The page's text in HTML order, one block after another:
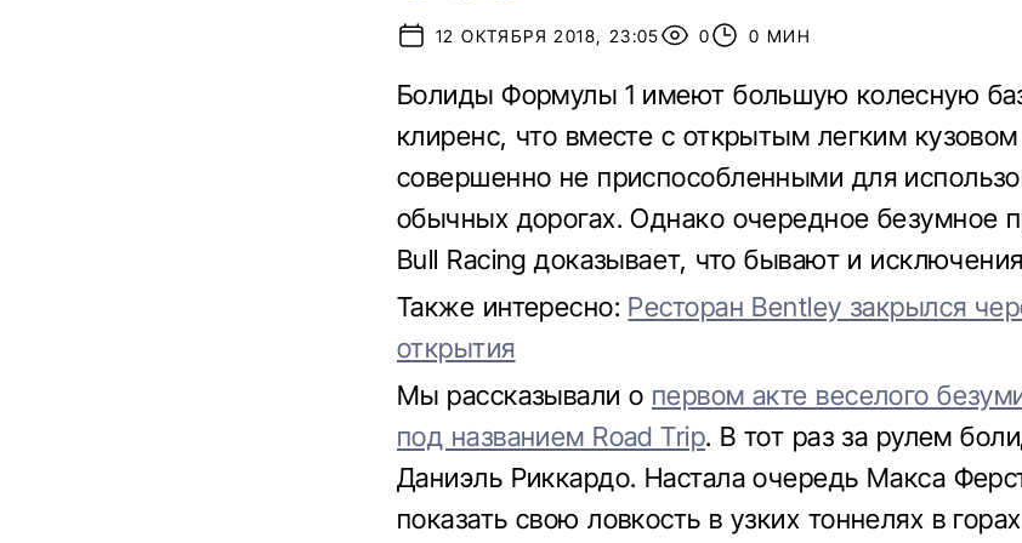
12 ОКТЯБРЯ 2018, 23:05 0 0 МИН
Болиды Формулы 1 имеют большую колесную
клиренс, что вместе с открытым легким
совершенно не приспособленными для
обычных дорогах. Однако очередное безумное
Bull Racing доказывает, что бывают и
Также интересно: Ресторан Bentley закрылся
открытия
Мы рассказывали о первом акте веселого
под названием Road Trip. В тот раз за рулем
Даниэль Риккардо. Настала очередь Макса
показать свою ловкость в узких тоннелях в